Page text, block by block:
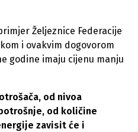
Željeznice Federacije
i ovakvim dogovorom
godine imaju cijenu manju
od nivoa
od količine
zavisit će i